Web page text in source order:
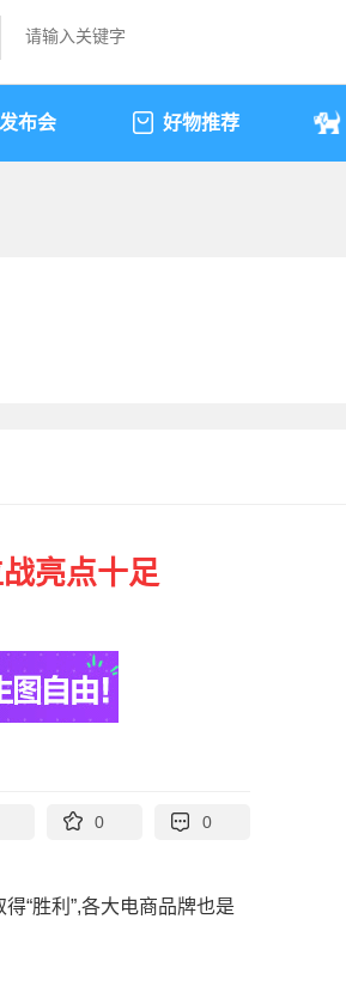
发布会 好物推荐
亮点十足
0 0
“胜利”,各大电商品牌也是